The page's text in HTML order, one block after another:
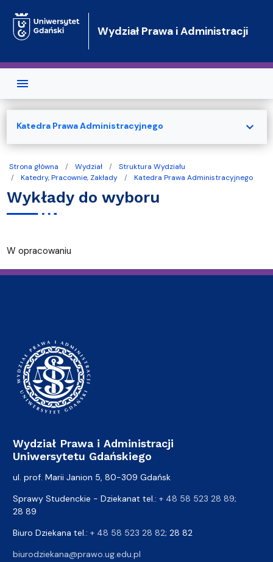
Wydział Prawa i Administracji
Strona główna Wydział
Struktura Wydziału
Katedry, Pracownie, Zakłady
Katedra Prawa Administracyjnego
Wykłady do wyboru
W opracowaniu
Katedra Prawa Administracyjnego expand_more
Wydział Prawa i Administracji
Uniwersytetu Gdańskiego
ul. prof. Marii Janion 5, 80-309 Gdańsk
Sprawy Studenckie - Dziekanat tel.: + 48 58 523 28 89;
28 89
Biuro Dziekana tel.: + 48 58 523 28 82; 28 82
biurodziekana@prawo.ug.edu.pl